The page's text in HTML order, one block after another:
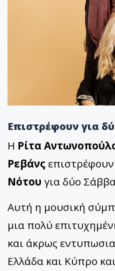
Επιστρέφουν για
Η Ρίτα
Ρεβάνς
Νότου για δύο
Αυτή η μουσική
μια πολύ
και άκρως
Ελλάδα και Κύπρο